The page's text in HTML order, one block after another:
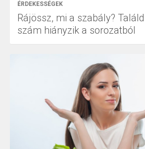
ÉRDEKESSÉGEK
Rájössz, mi a szabály?
szám hiányzik a sorozatból